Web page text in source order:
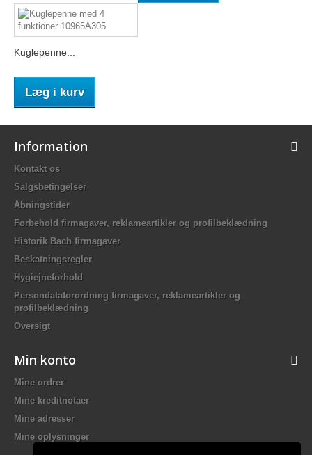
Kuglepenne...
Læg i kurv
Information
Kontakt os
Salgsbetingelser
Åbningstider
Forbehold firmagaver, reklameartikler og profilbeklædning
Historik Bach firmagaver
Beskatningsregler
Hygiejneforhold
Persondataforordning firmagaver, reklameartikler og
profilbeklædning
Oversigt
Min konto
Mine ordrer
Mine kreditnotaer
Mine adresser
Mine oplysninger